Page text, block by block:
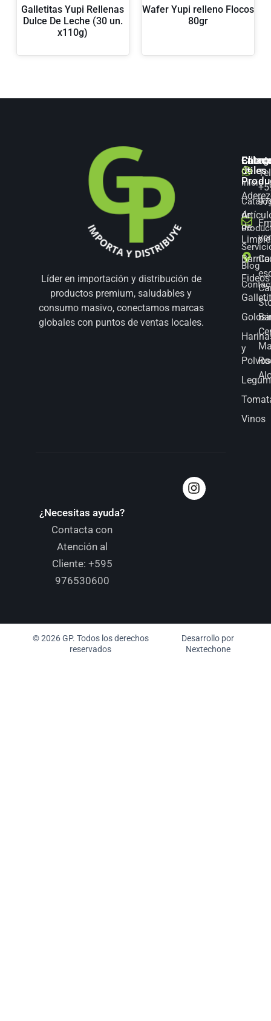
Galletitas Yupi Rellenas
Dulce De Leche (30 un.
x110g)
Wafer Yupi relleno Flocos
80gr
Líder en importación y distribución de
productos premium, saludables y
consumo masivo, conectamos marcas
globales con puntos de ventas locales.
de
de
Fideos
y
Polvos
Vinos
útiles
Inicio
de
Blog
¿Necesitas ayuda?
Contacta con
Atención al
Cliente: +595
976530600
© 2026 GP. Todos los derechos
reservados
Desarrollo por
Nextechone